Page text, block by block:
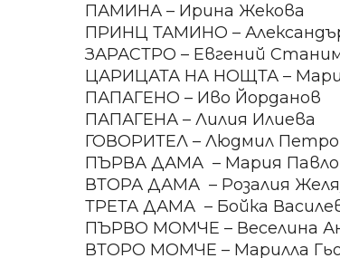
ПАМИНА – Ирина Жекова
ПРИНЦ ТАМИНО –
ЗАРАСТРО – Евгений
ЦАРИЦАТА НА НОЩТА –
ПАПАГЕНО – Иво Йорданов
ПАПАГЕНА – Лилия Илиева
ГОВОРИТЕЛ – Людмил
ПЪРВА ДАМА – Мария
ВТОРА ДАМА – Розалия
ТРЕТА ДАМА – Бойка
ПЪРВО МОМЧЕ – Веселина
ВТОРО МОМЧЕ – Марилла